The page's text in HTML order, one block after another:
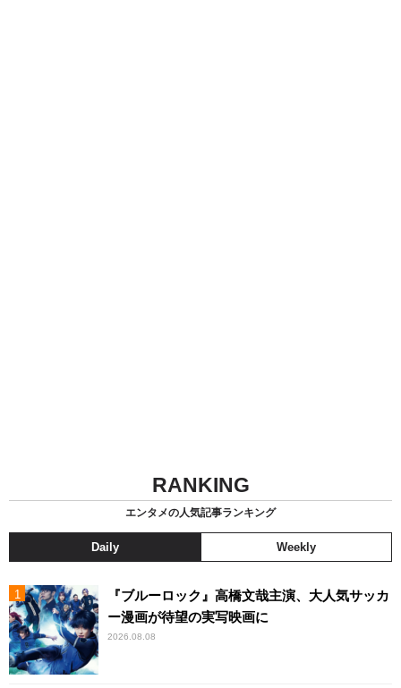
RANKING
エンタメの人気記事ランキング
Daily Weekly
『ブルーロック』高橋文哉主演、大人気サッカ
ー漫画が待望の実写映画に
2026.08.08